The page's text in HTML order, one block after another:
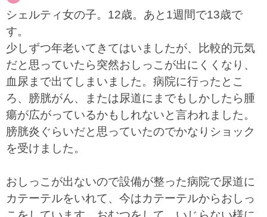
シェルティ女の子。12歳。あと1週間で13歳で
す。
少しずつ年老いてきてはいましたが、比較的元気
だと思っていたら突然おしっこが出にくくなり、
血尿まで出てしまいました。病院に行ったとこ
ろ、膀胱がん、または尿道にまでもしかしたら腫
瘍が広がっているかもしれないと言われました。
膀胱炎ぐらいだと思っていたのでかなりショック
を受けました。
おしっこが出ないので設備が整った病院で尿道に
カテーテルをいれて、今はカテーテルからおしっ